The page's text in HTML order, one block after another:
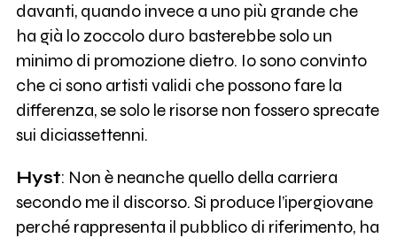
davanti, quando invece a uno più grande che
ha già lo zoccolo duro basterebbe solo un
minimo di promozione dietro. Io sono convinto
che ci sono artisti validi che possono fare la
differenza, se solo le risorse non fossero sprecate
sui diciassettenni.
Hyst: Non è neanche quello della carriera
secondo me il discorso. Si produce l’ipergiovane
perché rappresenta il pubblico di riferimento, ha